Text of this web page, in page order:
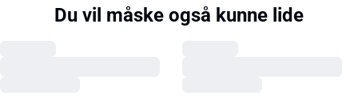
Du vil måske også kunne lide